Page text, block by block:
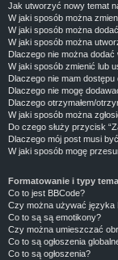
Jak utworzyć nowy temat
W jaki sposób można
W jaki sposób można
W jaki sposób można
Dlaczego nie można dodać
W jaki sposób zmienić lub
Dlaczego nie mam dostępu
Dlaczego nie mogę
Dlaczego otrzymałem/
W jaki sposób można
Do czego służy przycisk
Dlaczego mój post musi
W jaki sposób mogę
Formatowanie i typy
Co to jest BBCode?
Czy można używać języka
Co to są są emotikony?
Czy można umieszczać
Co to są ogłoszenia
Co to są ogłoszenia?